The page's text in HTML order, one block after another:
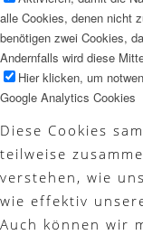
alle Cookies, denen nicht
benötigen zwei Cookies,
Andernfalls wird diese
Hier klicken, um
Google Analytics Cookies
Diese Cookies
teilweise
verstehen, wie
wie effektiv
Auch können wir